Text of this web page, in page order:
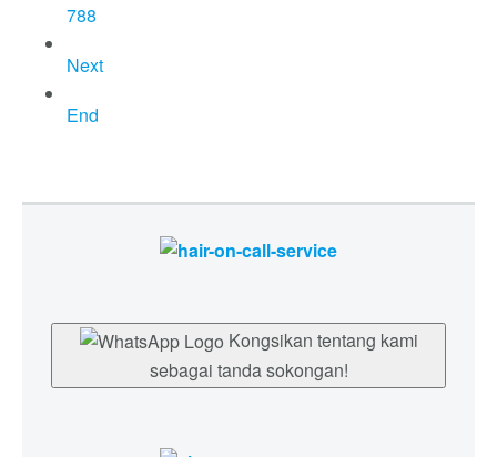
788
Next
End
sebagai tanda sokongan!